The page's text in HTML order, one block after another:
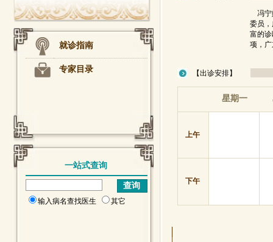
就诊指南
专家目录
一站式查询
输入病名查找医生 其它
冯宁
委员
富的
项，
【出诊安排】
星期一
上午
下午